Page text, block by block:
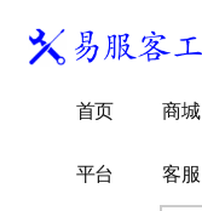
附
加
首页 商城
平台
客服